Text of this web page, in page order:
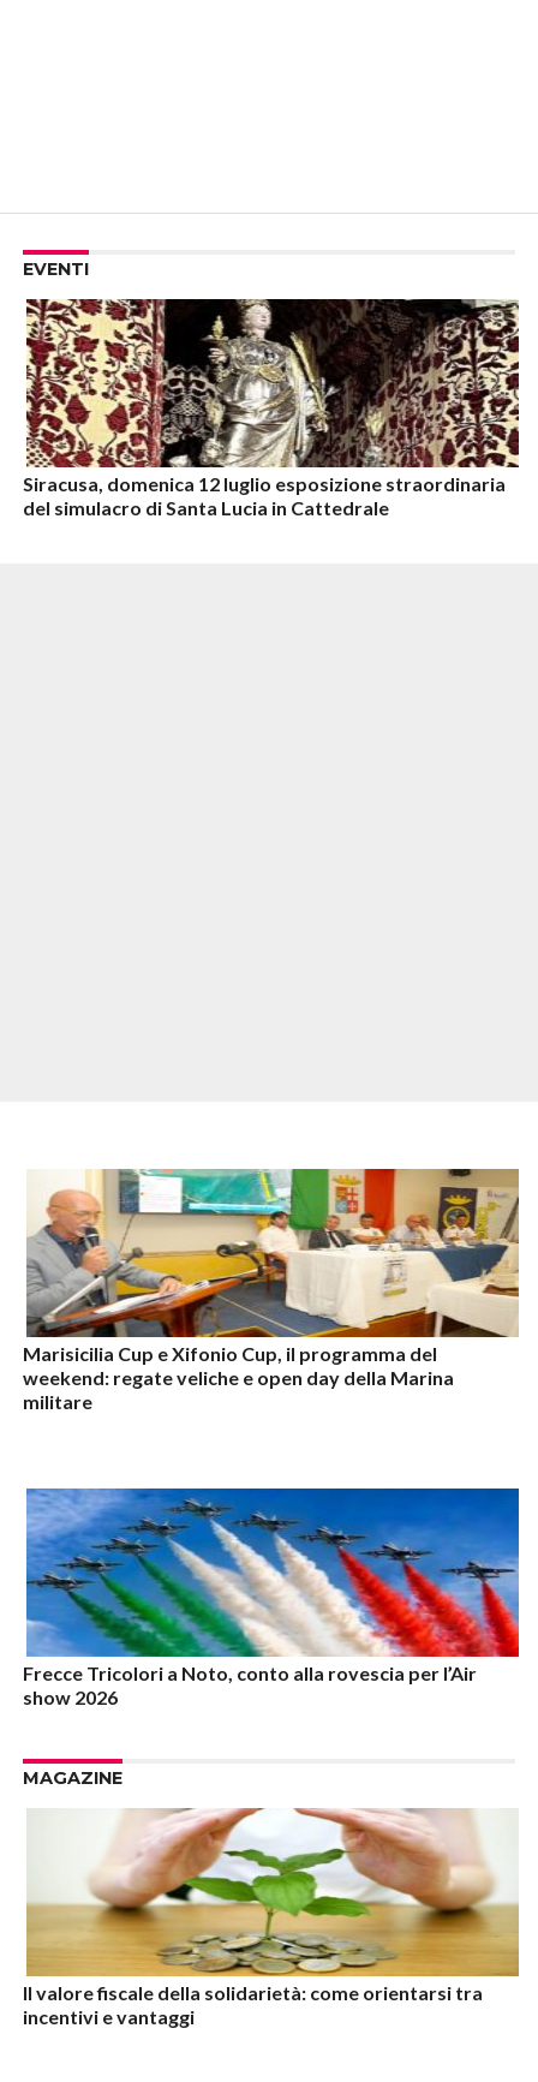
EVENTI
Siracusa, domenica 12 luglio esposizione straordinaria
del simulacro di Santa Lucia in Cattedrale
Marisicilia Cup e Xifonio Cup, il programma del
weekend: regate veliche e open day della Marina
militare
Frecce Tricolori a Noto, conto alla rovescia per l’Air
show 2026
MAGAZINE
Il valore fiscale della solidarietà: come orientarsi tra
incentivi e vantaggi